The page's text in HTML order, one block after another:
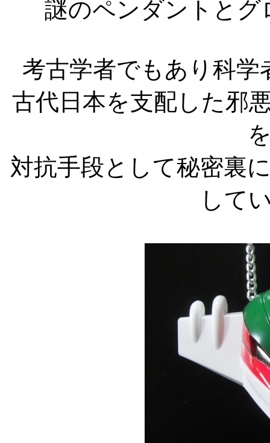
謎のペンダントとグ
考古学者でもあり科
古代日本を支配した邪
対抗手段として秘密裏
して